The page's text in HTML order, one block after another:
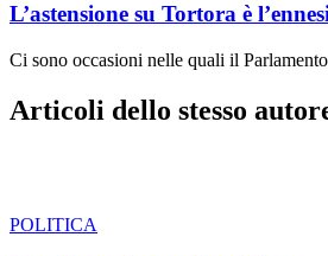
L’astensione su Tortora è
Ci sono occasioni nelle quali il
Articoli dello stesso
POLITICA